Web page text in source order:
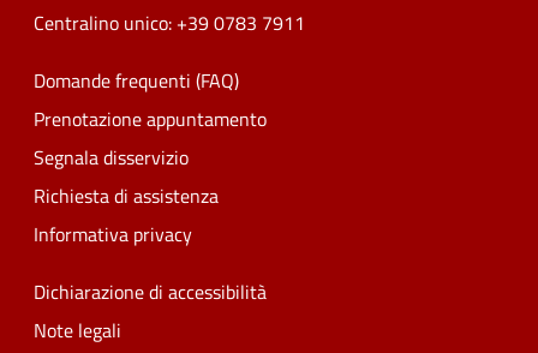
Centralino unico: +39 0783 7911
Domande frequenti (FAQ)
Prenotazione appuntamento
Segnala disservizio
Richiesta di assistenza
Informativa privacy
Dichiarazione di accessibilità
Note legali